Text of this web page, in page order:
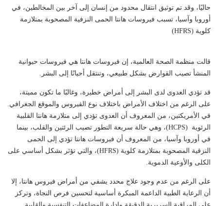
حاليًا، وقد تم توثيق انتقال محدود من إنسان إلى آخر بين المخالطين، في
أوروبا وآسيا، تسبب فيروسات هانتا الحمى النزفية المصحوبة بمتلازمة
كلوية (HFRS)
قالت منظمة الصحة العالمية، إن فيروسات هانتا هي فيروسات حيوانية
المنشأ تصيب القوارض بشكل طبيعي، وتنتقل أحيانًا إلى البشر.
قد تؤدي العدوى لدى البشر إلى أمراض خطيرة، وغالبًا ما تكون مميتة،
على الرغم من اختلاف الأمراض باختلاف نوع الفيروس والموقع الجغرافي.
في الأمريكتين، من المعروف أن العدوى تؤدي إلى متلازمة هانتا القلبية
الرئوية (HCPS)، وهي حالة سريعة التطور تصيب الرئتين والقلب، بينما
في أوروبا وآسيا، من المعروف أن فيروسات هانتا تؤدي إلى الحمى
النزفية المصحوبة بمتلازمة كلوية (HFRS)، والتي تؤثر بشكل أساسي على
الكلى والأوعية الدموية.
على الرغم من عدم وجود علاج محدد يشفي من أمراض فيروس هانتا، إلا
أن الرعاية الطبية الداعمة المبكرة أساسية لتحسين فرص النجاة، وتركز